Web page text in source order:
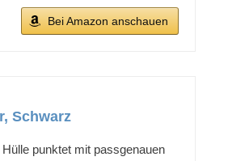
Bei Amazon anschauen
Schwarz
punktet mit passgenauen